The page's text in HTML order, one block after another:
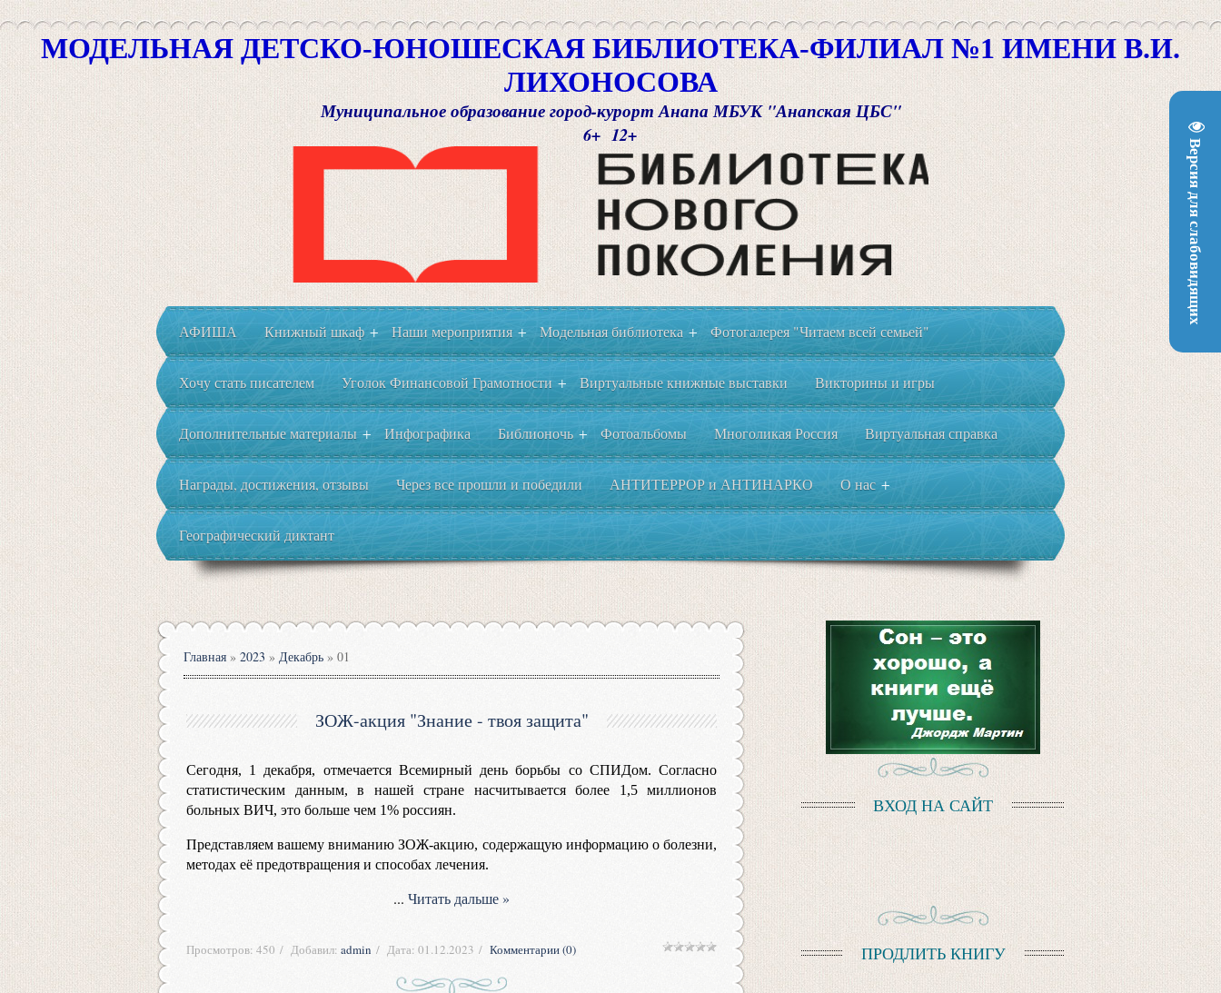
Версия для слабовидящих
МОДЕЛЬНАЯ ДЕТСКО-ЮНОШЕСКАЯ БИБЛИОТЕКА-ФИЛИАЛ №1 ИМЕНИ В.И.
ЛИХОНОСОВА
Муниципальное образование город-курорт Анапа МБУК "Анапская ЦБС"
6+ 12+
АФИША Книжный шкаф + Наши мероприятия + Модельная библиотека + Фотогалерея "Читаем всей семьей"
Хочу стать писателем Уголок Финансовой Грамотности + Виртуальные книжные выставки Викторины и игры
Дополнительные материалы + Инфографика Библионочь + Фотоальбомы Многоликая Россия Виртуальная справка
Награды, достижения, отзывы Через все прошли и победили АНТИТЕРРОР и АНТИНАРКО О нас +
Географический диктант
Главная » 2023 » Декабрь » 01
ЗОЖ-акция "Знание - твоя защита"
Сегодня, 1 декабря, отмечается Всемирный день борьбы со СПИДом. Согласно
статистическим данным, в нашей стране насчитывается более 1,5 миллионов
больных ВИЧ, это больше чем 1% россиян.
Представляем вашему вниманию ЗОЖ-акцию, содержащую информацию о болезни,
методах её предотвращения и способах лечения.
... Читать дальше »
Просмотров: 450 Добавил: admin Дата: 01.12.2023 Комментарии (0)
ВХОД НА САЙТ
ПРОДЛИТЬ КНИГУ